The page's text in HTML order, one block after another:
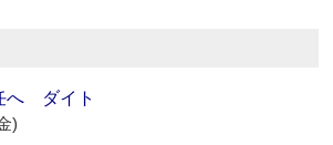
へ ダイト
)